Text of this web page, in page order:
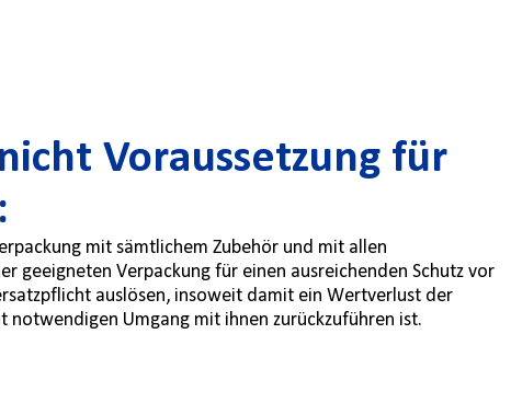
Voraussetzung für
mit sämtlichem Zubehör und mit allen
geeigneten Verpackung für einen ausreichenden Schutz vor
auslösen, insoweit damit ein Wertverlust der
Umgang mit ihnen zurückzuführen ist.